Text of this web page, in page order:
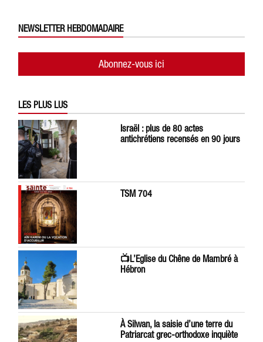
NEWSLETTER HEBDOMADAIRE
Abonnez-vous ici
LES PLUS LUS
Israël : plus de 80 actes
antichrétiens recensés en 90 jours
TSM 704
📺L’Eglise du Chêne de Mambré à
Hébron
À Silwan, la saisie d’une terre du
Patriarcat grec-orthodoxe inquiète